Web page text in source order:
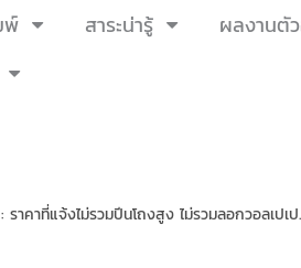
พ์ สาระน่ารู้
ผลงานตั
าที่แจ้งไม่รวมปีนโถงสูง ไม่รวมลอกวอลเปเป